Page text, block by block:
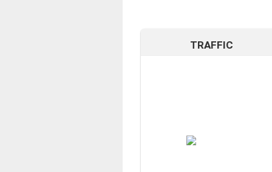
TRAFFIC